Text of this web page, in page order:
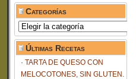
Categorías
Categorías
Últimas Recetas
TARTA DE QUESO CON
MELOCOTONES, SIN GLUTEN.